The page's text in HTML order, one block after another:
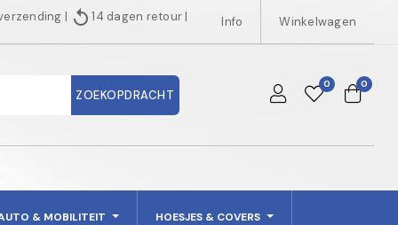
| replay14 dagen retour | Info Winkelwagen
ZOEKOPDRACHT
0 0
& MOBILITEIT HOESJES & COVERS